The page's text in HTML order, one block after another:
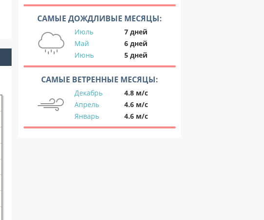
САМЫЕ ДОЖДЛИВЫЕ МЕСЯЦЫ:
Июль
7 дней
Май
6 дней
Июнь
5 дней
САМЫЕ ВЕТРЕННЫЕ МЕСЯЦЫ:
Декабрь
4.8 м/с
Апрель
4.6 м/с
Январь
4.6 м/с